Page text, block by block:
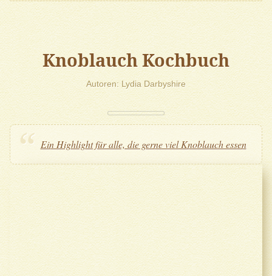
Knoblauch Kochbuch
Autoren Lydia Darbyshire
Ein Highlight für alle, die gerne viel Knoblauch essen